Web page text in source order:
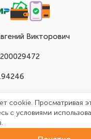
Викторович
cookie. Просматривая
с условиями